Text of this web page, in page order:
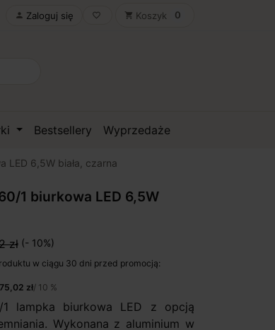
 Zaloguj się favorite_border shopping_cart Koszyk 0
Bestsellery Wyprzedaże
LED 6,5W biała, czarna
1 biurkowa LED 6,5W
zł (- 10%)
w ciągu 30 dni przed promocją:
zł/ 10 %
1 lampka biurkowa LED z opcją
Wykonana z aluminium w